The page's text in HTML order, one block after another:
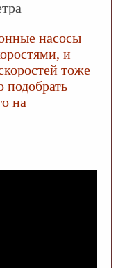
насосы
и
тоже
на